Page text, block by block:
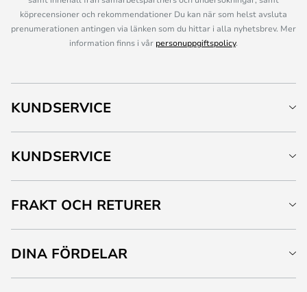
köprecensioner och rekommendationer Du kan när som helst avsluta
prenumerationen antingen via länken som du hittar i alla nyhetsbrev. Mer
information finns i vår personuppgiftspolicy.
KUNDSERVICE
KUNDSERVICE
FRAKT OCH RETURER
DINA FÖRDELAR